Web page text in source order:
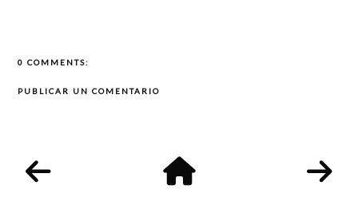
0 COMMENTS:
PUBLICAR UN COMENTARIO